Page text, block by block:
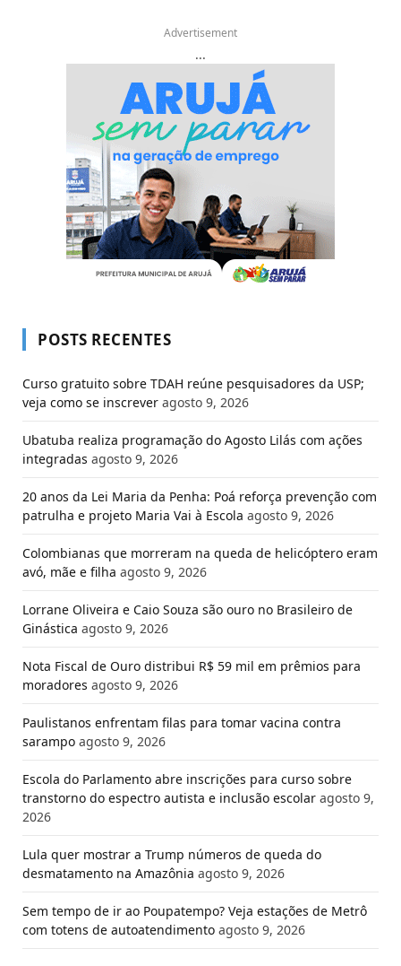
Advertisement
...
POSTS RECENTES
Curso gratuito sobre TDAH reúne pesquisadores da USP;
veja como se inscrever agosto 9, 2026
Ubatuba realiza programação do Agosto Lilás com ações
integradas agosto 9, 2026
20 anos da Lei Maria da Penha: Poá reforça prevenção com
patrulha e projeto Maria Vai à Escola agosto 9, 2026
Colombianas que morreram na queda de helicóptero eram
avó, mãe e filha agosto 9, 2026
Lorrane Oliveira e Caio Souza são ouro no Brasileiro de
Ginástica agosto 9, 2026
Nota Fiscal de Ouro distribui R$ 59 mil em prêmios para
moradores agosto 9, 2026
Paulistanos enfrentam filas para tomar vacina contra
sarampo agosto 9, 2026
Escola do Parlamento abre inscrições para curso sobre
transtorno do espectro autista e inclusão escolar agosto 9,
2026
Lula quer mostrar a Trump números de queda do
desmatamento na Amazônia agosto 9, 2026
Sem tempo de ir ao Poupatempo? Veja estações de Metrô
com totens de autoatendimento agosto 9, 2026